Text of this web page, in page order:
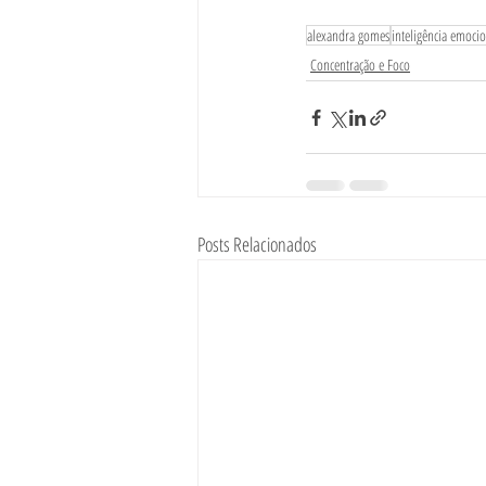
alexandra gomesinteligência
Concentração e Foco
Posts Relacionados